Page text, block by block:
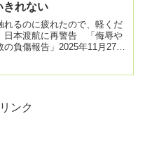
きれない
れるのに疲れたので、軽くだ
日本渡航に再警告 「侮辱や
の負傷報告」2025年11月27日
ンク